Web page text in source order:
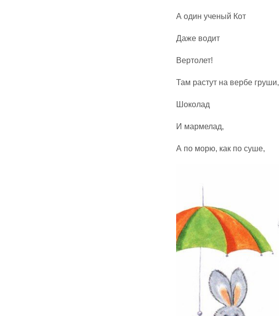
А один ученый Кот
Даже водит
Вертолет!
Там растут на вербе груши,
Шоколад
И мармелад,
А по морю, как по суше,